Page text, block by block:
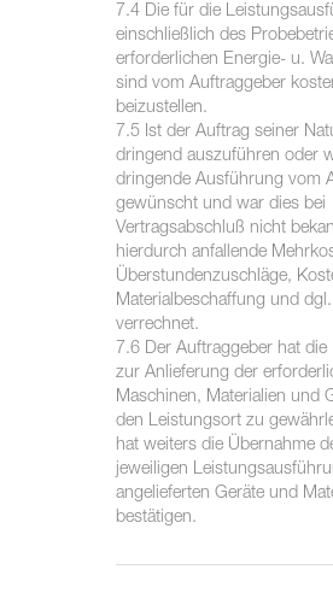
7.4 Die für die
einschließlich des
erforderlichen Energie- u.
sind vom Auftraggeber
beizustellen.
7.5 Ist der Auftrag seiner
dringend auszuführen oder
dringende Ausführung vom
gewünscht und war dies bei
Vertragsabschluß nicht
hierdurch anfallende
Überstundenzuschläge,
Materialbeschaffung und
verrechnet.
7.6 Der Auftraggeber hat die
zur Anlieferung der
Maschinen, Materialien und
den Leistungsort zu
hat weiters die Übernahme
jeweiligen
angelieferten Geräte und
bestätigen.